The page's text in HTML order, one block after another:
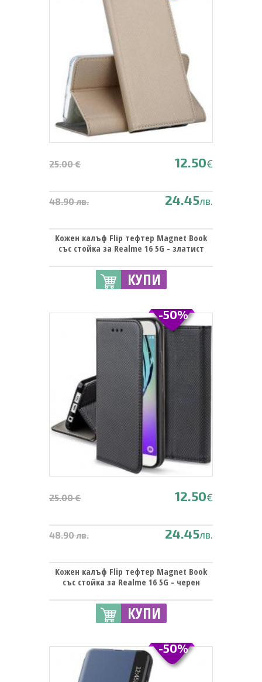
25.00 € 12.50€
48.90 лв. 24.45лв.
Кожен калъф Flip тефтер Magnet Book
със стойка за Realme 16 5G - златист
КУПИ
25.00 € 12.50€
48.90 лв. 24.45лв.
Кожен калъф Flip тефтер Magnet Book
със стойка за Realme 16 5G - черен
КУПИ
-50%
-50%